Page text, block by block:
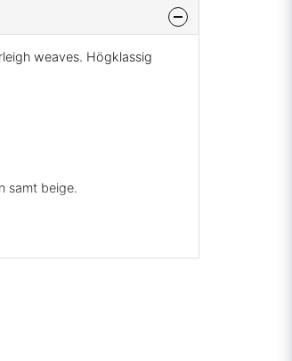
weaves. Högklassig
samt beige.